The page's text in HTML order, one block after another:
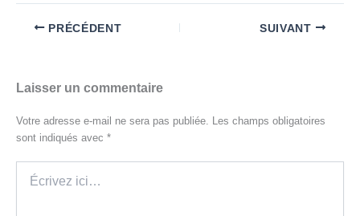
PRÉCÉDENT SUIVANT
Laisser un commentaire
Votre adresse e-mail ne sera pas publiée.
Les champs obligatoires
sont indiqués avec *
ici…